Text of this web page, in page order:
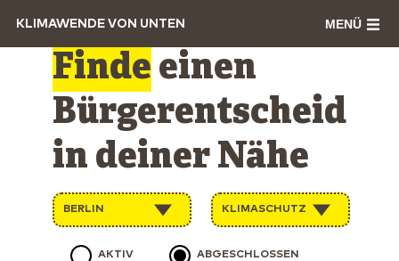
KLIMAWENDE VON UNTEN MENÜ
Finde einen
Bürgerentscheid
in deiner Nähe
BERLIN KLIMASCHUTZ
AKTIV ABGESCHLOSSEN